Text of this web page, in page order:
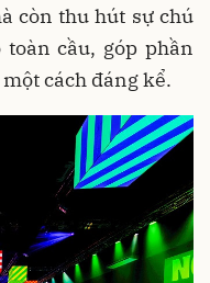
còn thu hút sự chú
cầu, góp phần
cách đáng kể.